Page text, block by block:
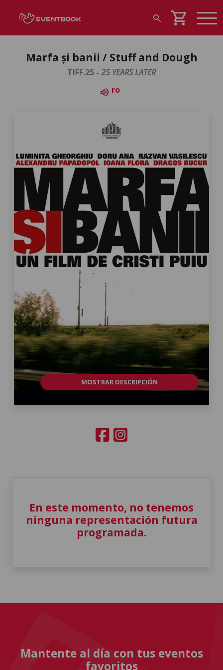
search shopping_cart
Marfa și banii / Stuff and Dough
TIFF.25 - 25 YEARS LATER
volume_up ro
MOSTRAR DESCRIPCIÓN
En este momento, no tenemos
ninguna representación futura
programada.
Mantente al día con tus eventos
favoritos